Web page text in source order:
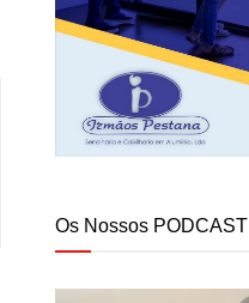
Os Nossos PODCAST